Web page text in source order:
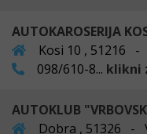
AUTOKAROSERIJA
Kosi 10 , 51216
098/610-8... klikni
AUTOKLUB
Dobra , 51326 -